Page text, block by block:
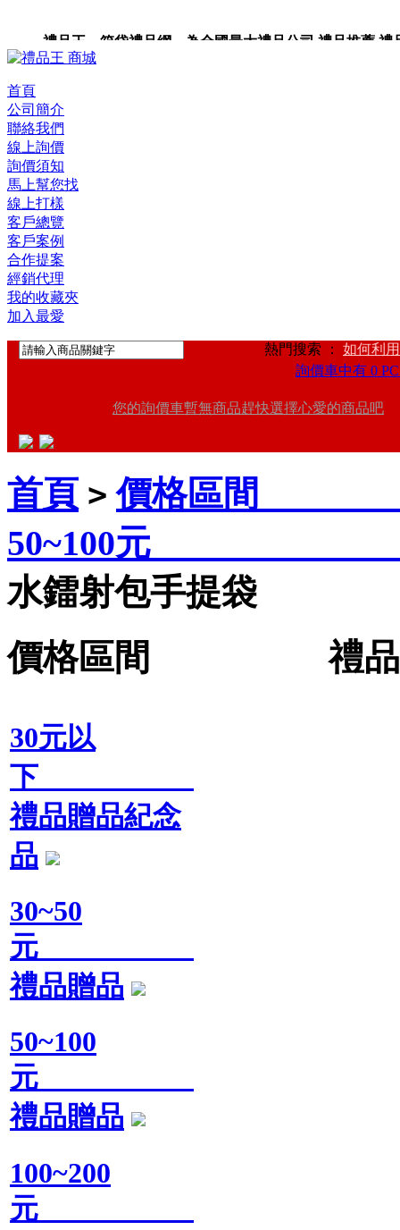
禮品王 箱袋禮品網 為全國最大禮品公司,禮品推薦,禮
卡,企業禮品,禮品小物,高級禮品,禮品網站。
首頁
公司簡介
聯絡我們
線上詢價
詢價須知
馬上幫您找
線上打樣
客戶總覽
客戶案例
合作提案
經銷代理
我的收藏夾
加入最愛
熱門搜索 ： 如何利
詢價車中有 0
您的詢價車暫無商品趕快選擇心愛的商品吧
首頁 > 價格區間 禮
50~100元 禮
水鐳射包手提袋
價格區間 禮品王
30元以
下
禮品贈品紀念
品
30~50
元
禮品贈品
50~100
元
禮品贈品
100~200
元